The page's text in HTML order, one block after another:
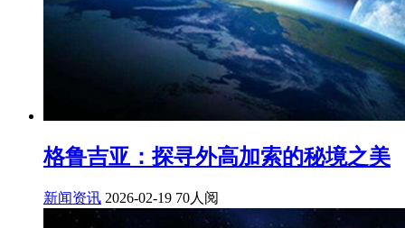
格鲁吉亚：探寻外高加索的秘境之美
新闻资讯 2026-02-19 70人阅